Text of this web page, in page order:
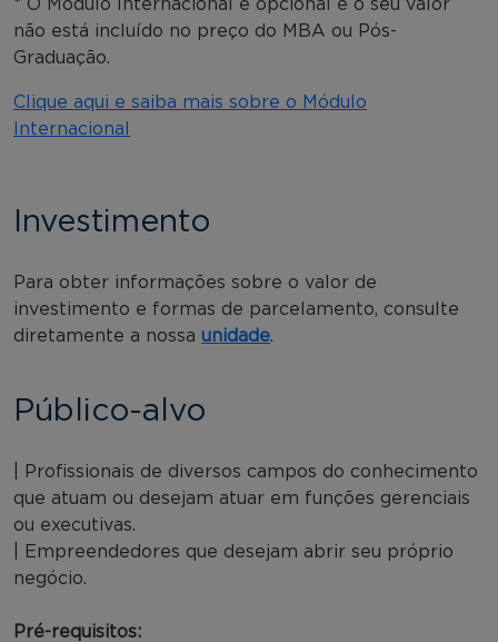
* O Módulo Internacional é opcional e o seu valor
não está incluído no preço do MBA ou Pós-
Graduação.
Clique aqui e saiba mais sobre o Módulo
Internacional
Investimento
Para obter informações sobre o valor de
investimento e formas de parcelamento, consulte
diretamente a nossa unidade.
Público-alvo
| Profissionais de diversos campos do conhecimento
que atuam ou desejam atuar em funções gerenciais
ou executivas.
| Empreendedores que desejam abrir seu próprio
negócio.
Pré-requisitos: